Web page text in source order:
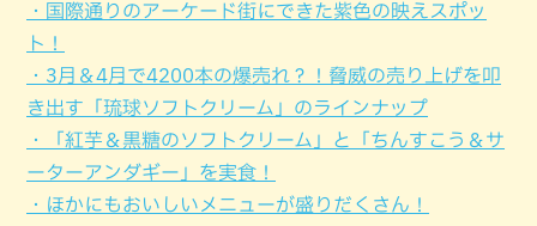
・国際通りのアーケード街にできた紫色の映えスポッ
ト！
・3月＆4月で4200本の爆売れ？！脅威の売り上げを叩
き出す「琉球ソフトクリーム」のラインナップ
・「紅芋＆黒糖のソフトクリーム」と「ちんすこう＆サ
ーターアンダギー」を実食！
・ほかにもおいしいメニューが盛りだくさん！